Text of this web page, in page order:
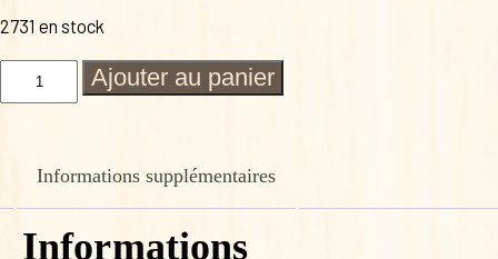
2731 en stock
quantité
BREBIS
FERME
CASAVIELLE
Ajouter au panier
Informations supplémentaires
Informations